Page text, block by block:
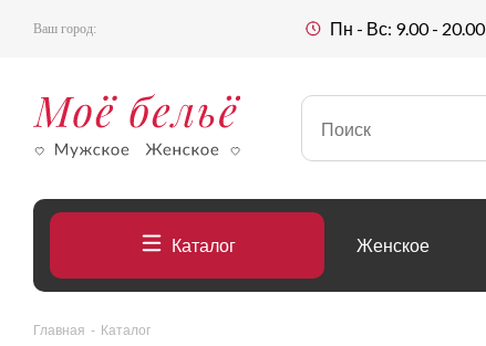
Ваш город: Пн - Вс: 9.00 - 20.00
Каталог Женское
Главная - Каталог